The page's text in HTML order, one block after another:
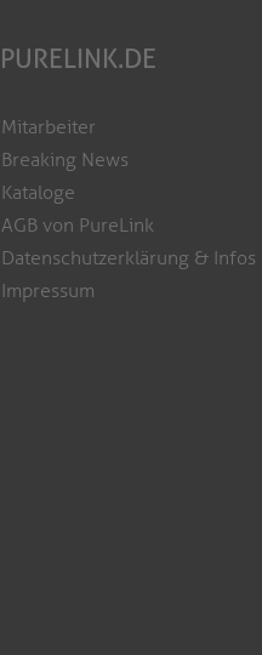
PURELINK.DE
Mitarbeiter
Breaking News
Kataloge
AGB von PureLink
Datenschutzerklärung & Infos
Impressum